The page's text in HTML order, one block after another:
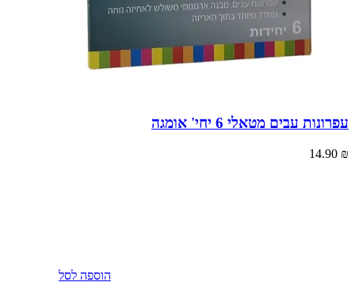
עפרונות עבים מטאלי 6 יחי' אומגה
14.90 ₪
הוספה לסל